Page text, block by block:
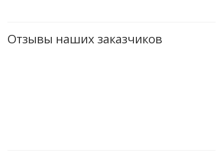
Отзывы наших заказчиков